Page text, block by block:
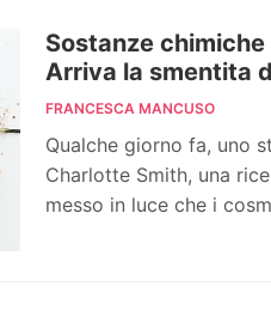
Sostanze
Arriva la smentita
FRANCESCA MANCUSO
Qualche giorno fa, uno
Charlotte Smith, una
messo in luce che i